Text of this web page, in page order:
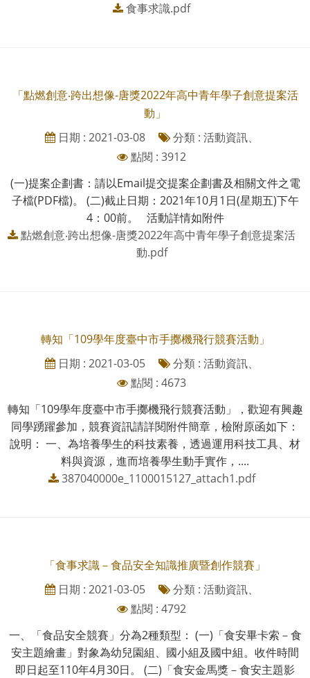
食事求識.pdf
「點燃創意‧跨出想像-唐獎2022年高中青年學子創意提案活
動」
日期 : 2021-03-08
分類 : 活動資訊、
點閱 : 3912
(一)提案企劃書：請以Email提交提案企劃書及相關文件之電
子檔(PDF檔)。 (二)截止日期：2021年10月1日(星期五)下午
4：00前。 活動詳情如附件
點燃創意‧跨出想像-唐獎2022年高中青年學子創意提案活
動.pdf
轉知「109學年度臺中市手擲機飛行競賽活動」
日期 : 2021-03-05
分類 : 活動資訊、
點閱 : 4673
轉知「109學年度臺中市手擲機飛行競賽活動」，歡迎有興趣
同學踴躍參加，競賽資訊請詳閱附件簡章，檢附原函如下：
說明： 一、為培養學生的科技素養，透過運用科技工具、材
料與資源，進而培養學生動手實作，....
387040000e_1100015127_attach1.pdf
「食事求識－食品安全知識推廣暨創作競賽」
日期 : 2021-03-05
分類 : 活動資訊、
點閱 : 4792
一、「食品安全競賽」分為2種類型： (一)「食安畢卡索－食
安主題繪畫」對象為幼兒園組、國小組及國中組。收件時間
即日起至110年4月30日。 (二)「食安金馬獎－食安主題影